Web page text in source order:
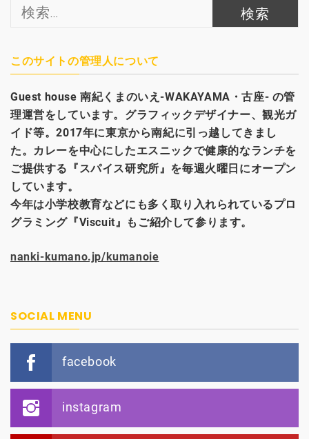
索:
このサイトの管理人について
Guest house南紀くまのいえ-WAKAYAMA・古座- の管
理運営をしています。グラフィックデザイナー、観光ガ
イド等。2017年に東京から南紀に引っ越してきまし
た。カレーを中心にしたエスニックで健康的なランチを
ご提供する『スパイス研究所』を毎週火曜日にオープン
しています。
今年は小学校教育などにも多く取り入れられているプロ
グラミング『Viscuit』もご紹介して参ります。
nanki-kumano.jp/kumanoie
SOCIAL MENU
facebook
instagram